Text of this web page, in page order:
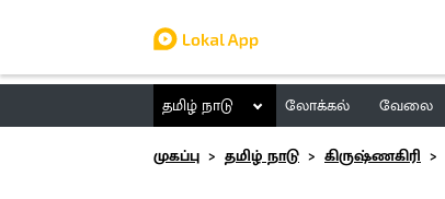
தமிழ் நாடு லோக்கல் வேலை
முகப்பு
தமிழ் நாடு கிருஷ்ணகிரி